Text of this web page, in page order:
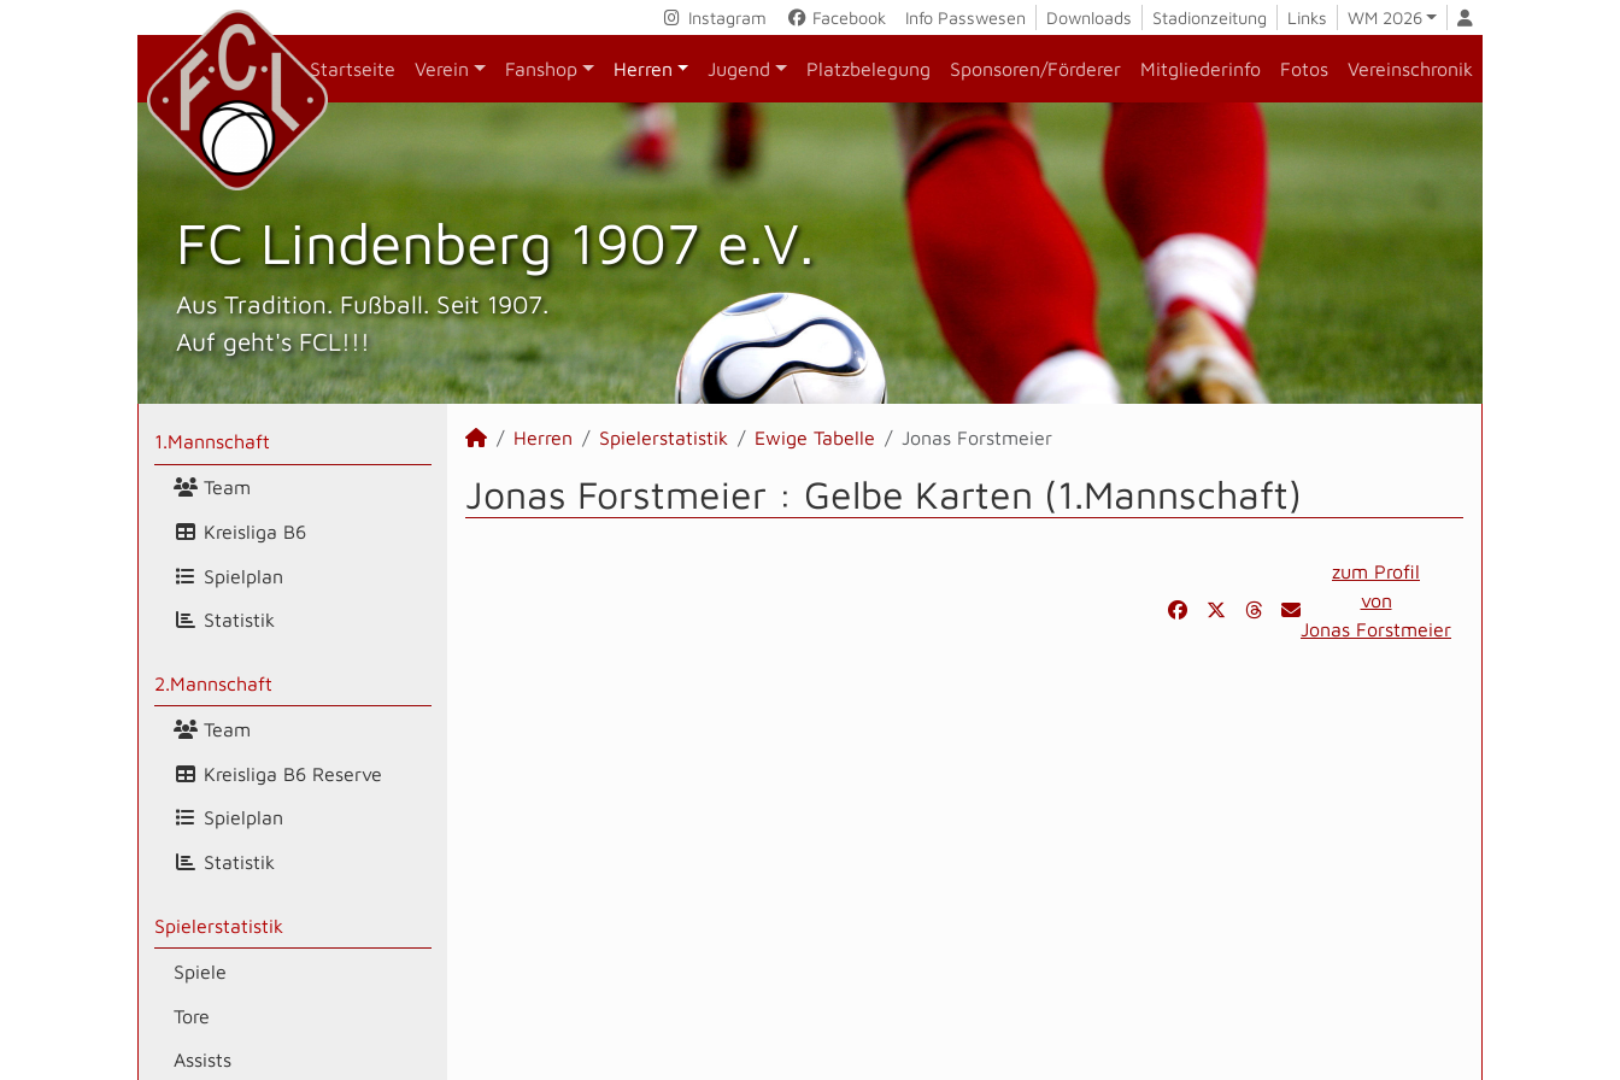
Instagram Facebook Info Passwesen Downloads Stadionzeitung Links WM 2026
Startseite Verein Fanshop Herren Jugend Platzbelegung Sponsoren/Förderer Mitgliederinfo Fotos Vereinschronik
FC Lindenberg 1907 e.V.
Aus Tradition. Fußball. Seit 1907.
Auf geht's FCL!!!
1.Mannschaft
Team
Kreisliga B6
Spielplan
Statistik
2.Mannschaft
Team
Kreisliga B6 Reserve
Spielplan
Statistik
Spielerstatistik
Spiele
Tore
Assists
Herren Spielerstatistik Ewige Tabelle Jonas Forstmeier
Jonas Forstmeier : Gelbe Karten (1.Mannschaft)
zum Profil
von
Jonas Forstmeier